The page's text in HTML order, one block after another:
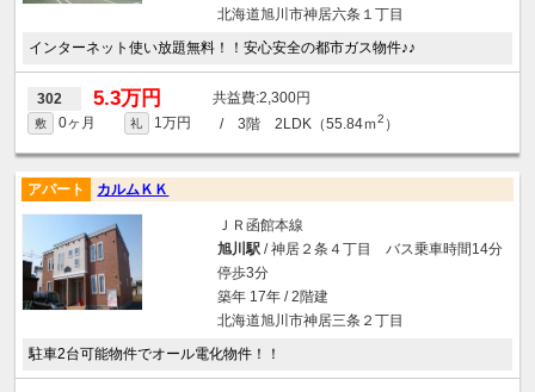
北海道旭川市神居六条１丁目
インターネット使い放題無料！！安心安全の都市ガス物件♪♪
302 5.3万円 2,300円
敷 0ヶ月 礼 1万円 / 3階 2LDK（55.84ｍ2 ）
アパート カルムＫＫ
ＪＲ函館本線
旭川駅/ 神居２条４丁目 バス乗車時間14分
停歩3分
築年 17年 / 2階建
北海道旭川市神居三条２丁目
駐車2台可能物件でオール電化物件！！